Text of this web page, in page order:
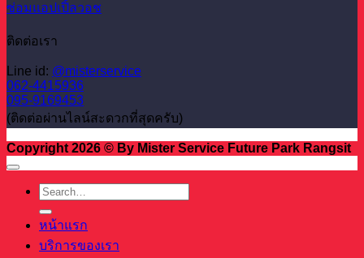
ซ่อมแอปเปิ้ลวอช
ติดต่อเรา
Line id: @misterservice
062-4415936
095-9169453
(ติดต่อผ่านไลน์สะดวกที่สุดครับ)
Copyright 2026 © By Mister Service Future Park Rangsit
หน้าแรก
บริการของเรา